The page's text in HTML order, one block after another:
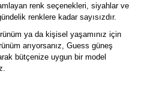
renk seçenekleri, siyahlar ve
renklere kadar sayısızdır.
ya da kişisel yaşamınız için
arıyorsanız, Guess güneş
bütçenize uygun bir model